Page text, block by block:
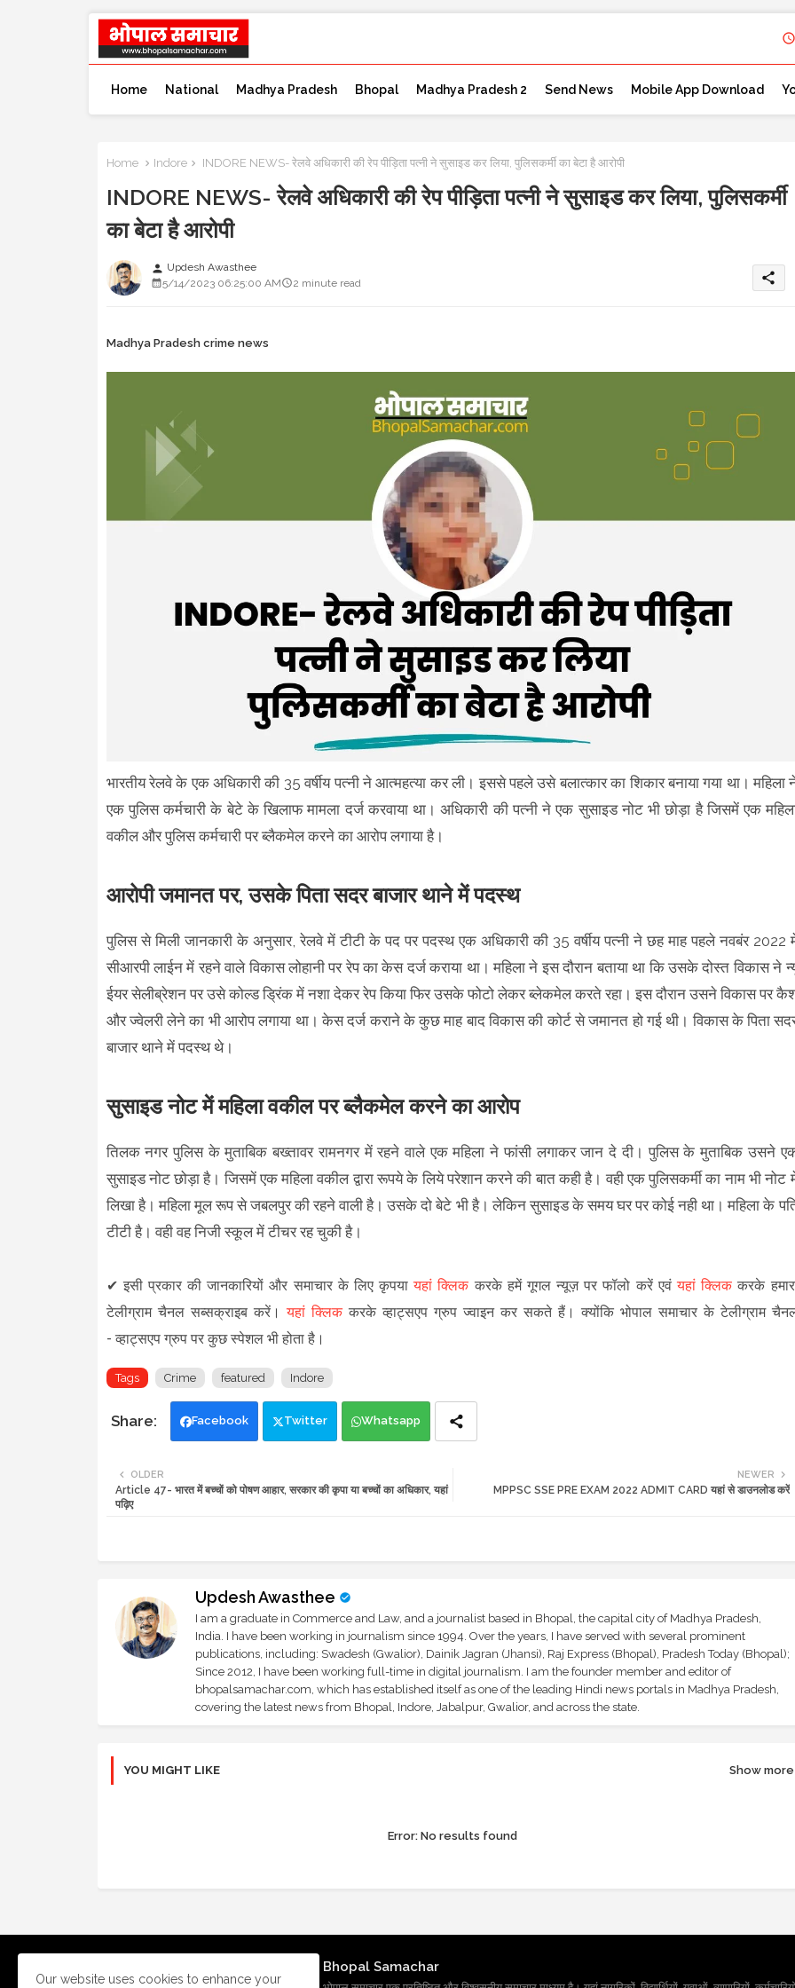
Home National Madhya Pradesh Bhopal Madhya Pradesh 2 Send News Mobile App Download
Home Indore INDORE NEWS- रेलवे अधिकारी की रेप पीड़िता पत्नी ने सुसाइड कर लिया, पुलिसकर्मी का बेटा है आरोपी
INDORE NEWS- रेलवे अधिकारी की रेप पीड़िता पत्नी ने सुसाइड कर लिया, पुलिसकर्मी
का बेटा है आरोपी
person Updesh Awasthee
5/14/2023 06:25:00 AM
2 minute read share
Madhya Pradesh crime news
भारतीय रेलवे के एक अधिकारी की 35 वर्षीय पत्नी ने आत्महत्या कर ली। इससे पहले उसे बलात्कार का शिकार बनाया गया था। महिला
एक पुलिस कर्मचारी के बेटे के खिलाफ मामला दर्ज करवाया था। अधिकारी की पत्नी ने एक सुसाइड नोट भी छोड़ा है जिसमें एक
वकील और पुलिस कर्मचारी पर ब्लैकमेल करने का आरोप लगाया है।
आरोपी जमानत पर, उसके पिता सदर बाजार थाने में पदस्थ
पुलिस से मिली जानकारी के अनुसार, रेलवे में टीटी के पद पर पदस्थ एक अधिकारी की 35 वर्षीय पत्नी ने छह माह पहले नवबंर 2022
सीआरपी लाईन में रहने वाले विकास लोहानी पर रेप का केस दर्ज कराया था। महिला ने इस दौरान बताया था कि उसके दोस्त विकास ने
ईयर सेलीब्रेशन पर उसे कोल्ड ड्रिंक में नशा देकर रेप किया फिर उसके फोटो लेकर ब्लेकमेल करते रहा। इस दौरान उसने विकास पर
और ज्वेलरी लेने का भी आरोप लगाया था। केस दर्ज कराने के कुछ माह बाद विकास की कोर्ट से जमानत हो गई थी। विकास के पिता
बाजार थाने में पदस्थ थे।
सुसाइड नोट में महिला वकील पर ब्लैकमेल करने का आरोप
तिलक नगर पुलिस के मुताबिक बख्तावर रामनगर में रहने वाले एक महिला ने फांसी लगाकर जान दे दी। पुलिस के मुताबिक उसने
सुसाइड नोट छोड़ा है। जिसमें एक महिला वकील द्वारा रूपये के लिये परेशान करने की बात कही है। वही एक पुलिसकर्मी का नाम भी नोट
लिखा है। महिला मूल रूप से जबलपुर की रहने वाली है। उसके दो बेटे भी है। लेकिन सुसाइड के समय घर पर कोई नही था। महिला के
टीटी है। वही वह निजी स्कूल में टीचर रह चुकी है।
✔ इसी प्रकार की जानकारियों और समाचार के लिए कृपयायहां क्लिक करके हमें गूगल न्यूज़ पर फॉलो करें एवंयहां क्लिक करके
टेलीग्राम चैनल सब्सक्राइब करें।यहां क्लिककरके व्हाट्सएप ग्रुप ज्वाइन कर सकते हैं। क्योंकि भोपाल समाचार के टेलीग्राम
- व्हाट्सएप ग्रुपपर कुछ स्पेशल भी होता है।
Tags Crime featured Indore
Facebook Twitter Whatsapp
NEWER
MPPSC SSE PRE EXAM 2022 ADMIT CARD यहां से डाउनलोड करें
OLDER
Article 47- भारत में बच्चों को पोषण आहार, सरकार की कृपा या बच्चों का अधिकार, यहां
पढ़िए
Updesh Awasthee
I am a graduate in Commerce and Law, and a journalist based in Bhopal, the capital city of Madhya Pradesh,
India. I have been working in journalism since 1994. Over the years, I have served with several prominent
publications, including: Swadesh (Gwalior), Dainik Jagran (Jhansi), Raj Express (Bhopal), Pradesh Today (Bhopal);
Since 2012, I have been working full-time in digital journalism. I am the founder member and editor of
bhopalsamachar.com, which has established itself as one of the leading Hindi news portals in Madhya Pradesh,
covering the latest news from Bhopal, Indore, Jabalpur, Gwalior, and across the state.
YOU MIGHT LIKE Show more
Error:No results found
Bhopal Samachar
Our website uses cookies to enhance your